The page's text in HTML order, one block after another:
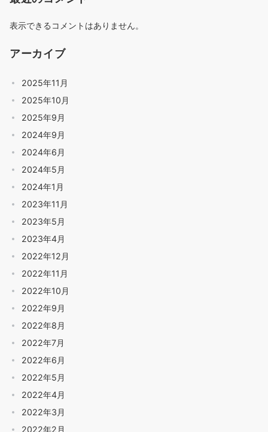
表示できるコメントはありません。
アーカイブ
2025年11月
2025年10月
2025年9月
2024年9月
2024年6月
2024年5月
2024年1月
2023年11月
2023年5月
2023年4月
2022年12月
2022年11月
2022年10月
2022年9月
2022年8月
2022年7月
2022年6月
2022年5月
2022年4月
2022年3月
2022年2月